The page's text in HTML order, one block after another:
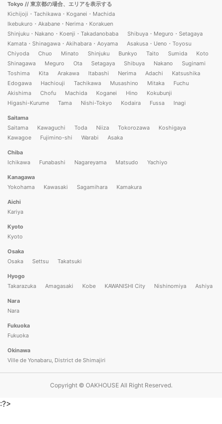
Tokyo // 東京都の場合、エリアを表示する
Kichijoji・Tachikawa・Koganei・Machida
Ikebukuro・Akabane・Nerima・Korakuen
Shinjuku・Nakano・Koenji・Takadanobaba
Shibuya・Meguro・Setagaya
Kamata・Shinagawa・Akihabara・Aoyama
Asakusa・Ueno・Toyosu
Chiyoda
Chuo Minato Shinjuku Bunkyo Taito Sumida
Koto
Shinagawa
Meguro Ota Setagaya Shibuya Nakano
Suginami
Toshima
Kita Arakawa Itabashi Nerima Adachi
Katsushika
Edogawa
Hachiouji Tachikawa Musashino Mitaka
Fuchu
Akishima
Chofu Machida Koganei Hino
Kokubunji
Higashi-Kurume
Tama Nishi-Tokyo Kodaira Fussa Inagi
Saitama
Saitama
Kawaguchi Toda Niiza Tokorozawa
Koshigaya
Kawagoe
Fujimino-shi Warabi Asaka
Chiba
Ichikawa
Funabashi Nagareyama Matsudo Yachiyo
Kanagawa
Yokohama
Kawasaki Sagamihara Kamakura
Aichi
Kariya
Kyoto
Kyoto
Osaka
Osaka
Settsu Takatsuki
Hyogo
Takarazuka
Amagasaki Kobe KAWANISHI City Nishinomiya Ashiya
Nara
Nara
Fukuoka
Fukuoka
Okinawa
Ville de Yonabaru, District de Shimajiri
Copyright © OAKHOUSE All Right Reserved.
:?>